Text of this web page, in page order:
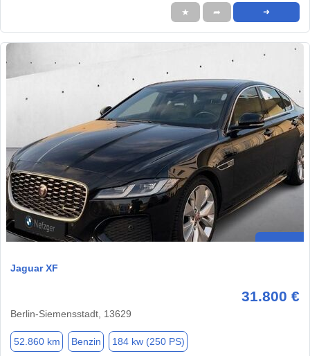
★ ➦ ➜
Jaguar XF
31.800 €
Berlin-Siemensstadt, 13629
52.860 km Benzin 184 kw (250 PS)